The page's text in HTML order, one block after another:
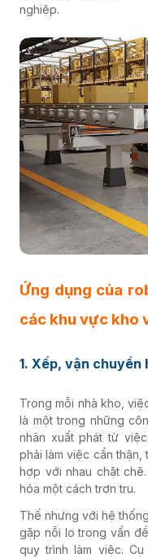
nghiệp.
Ứng dụng của
các khu vực kho
1. Xếp, vận
Trong mỗi nhà kho,
là một trong những
nhân xuất phát từ
phải làm việc cẩn thận,
hợp với nhau chặt
hóa một cách trơn tru.
Thế nhưng với hệ
gặp nỗi lo trong vấn
quy trình làm việc.